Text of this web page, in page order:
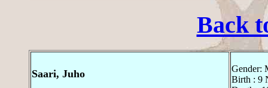
Back
Saari, Juho
Gender:
Birth : 9